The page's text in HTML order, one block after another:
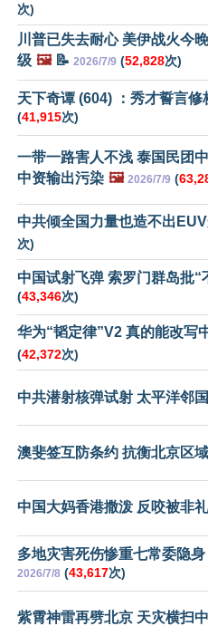
次)
川普已失去耐心 美伊战火今
级 🖼️📝 2026/7/9 (52,828次)
天下奇谭 (604) ：秀才誓言
(41,915次)
一带一路害人不浅 泰国民团
中资输出污染 🖼️ 2026/7/9 (
中共倾全国力量也造不出
次)
中国试射飞弹 索罗门群岛批“
(43,346次)
华为“韬定律”V2 真的能改写
(42,372次)
中共潜射核弹试射 太平洋邻
澳斐签互防条约 抗衡北京区
中国大妈香港撒泼 反咬被非礼
多地灾害死伤惨重七常委隐
2026/7/8 (43,617次)
紫霄神雷再劈北京 天灾横扫